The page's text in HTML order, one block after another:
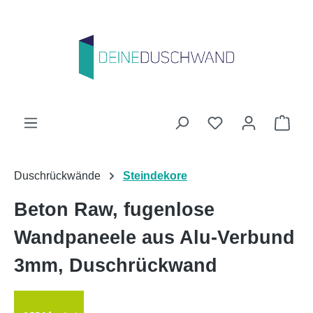
Du hast 0
Duschrückwände Steindekore
Beton Raw, fugenlose
Wandpaneele aus Alu-Verbund
3mm, Duschrückwand